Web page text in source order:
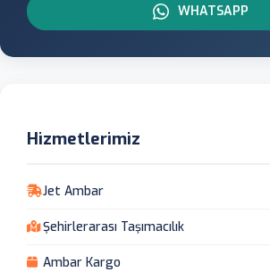
WHATSAPP
Hizmetlerimiz
Jet Ambar
Şehirlerarası Taşımacılık
Ambar Kargo